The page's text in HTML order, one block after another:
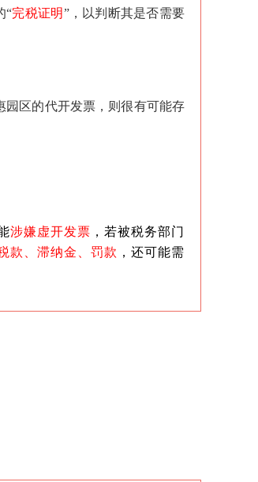
“完税证明”，以判断其是否需要
园区的代开发票，则很有可能存
涉嫌虚开发票 ，若被税务部门
款、滞纳金、罚款 ，还可能需